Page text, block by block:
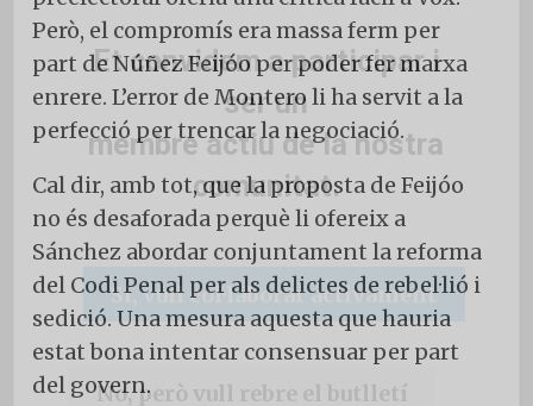
Però, el compromís era massa ferm per
part de Núñez Feijóo per poder fer marxa
enrere. L’error de Montero li ha servit a la
perfecció per trencar la negociació.
Cal dir, amb tot, que la proposta de Feijóo
no és desaforada perquè li ofereix a
Sánchez abordar conjuntament la reforma
del Codi Penal per als delictes de rebel·lió i
sedició. Una mesura aquesta que hauria
estat bona intentar consensuar per part
del govern.
Et convidem a participar i
ser un
membre actiu de la nostra
comunitat.
Si, vull col·laborar activament
No, però vull rebre el butlletí